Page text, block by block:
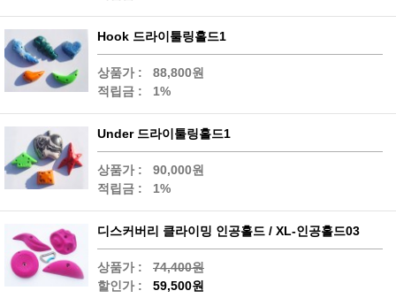
Hook 드라이툴링홀드1
상품가 :
88,800원
적립금 :
1%
Under 드라이툴링홀드1
상품가 :
90,000원
적립금 :
1%
디스커버리 클라이밍 인공홀드 / XL-인공홀드03
상품가 :
74,400원
할인가 :
59,500원